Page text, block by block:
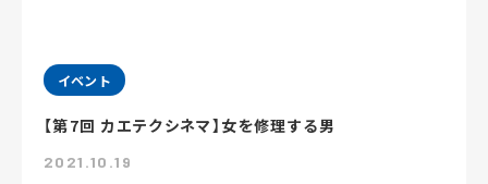
イベント
【第7回 カエテクシネマ】女を修理する男
2021.10.19